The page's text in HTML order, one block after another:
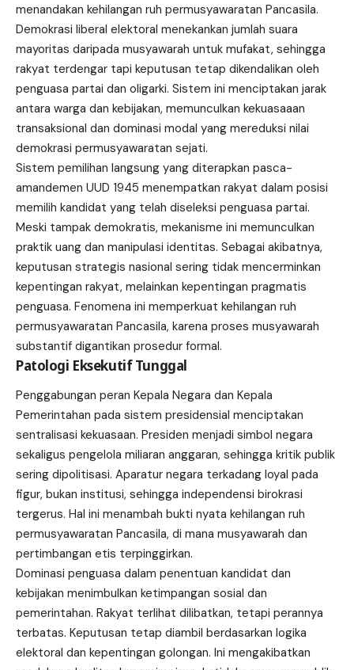
menandakan kehilangan ruh permusyawaratan Pancasila.
Demokrasi liberal elektoral menekankan jumlah suara
mayoritas daripada musyawarah untuk mufakat, sehingga
rakyat terdengar tapi keputusan tetap dikendalikan oleh
penguasa partai dan oligarki. Sistem ini menciptakan jarak
antara warga dan kebijakan, memunculkan kekuasaaan
transaksional dan dominasi modal yang mereduksi nilai
demokrasi permusyawaratan sejati.
Sistem pemilihan langsung yang diterapkan pasca-
amandemen UUD 1945 menempatkan rakyat dalam posisi
memilih kandidat yang telah diseleksi penguasa partai.
Meski tampak demokratis, mekanisme ini memunculkan
praktik uang dan manipulasi identitas. Sebagai akibatnya,
keputusan strategis nasional sering tidak mencerminkan
kepentingan rakyat, melainkan kepentingan pragmatis
penguasa. Fenomena ini memperkuat kehilangan ruh
permusyawaratan Pancasila, karena proses musyawarah
substantif digantikan prosedur formal.
Patologi Eksekutif Tunggal
Penggabungan peran Kepala Negara dan Kepala
Pemerintahan pada sistem presidensial menciptakan
sentralisasi kekuasaan. Presiden menjadi simbol negara
sekaligus pengelola miliaran anggaran, sehingga kritik publik
sering dipolitisasi. Aparatur negara terkadang loyal pada
figur, bukan institusi, sehingga independensi birokrasi
tergerus. Hal ini menambah bukti nyata kehilangan ruh
permusyawaratan Pancasila, di mana musyawarah dan
pertimbangan etis terpinggirkan.
Dominasi penguasa dalam penentuan kandidat dan
kebijakan menimbulkan ketimpangan sosial dan
pemerintahan. Rakyat terlihat dilibatkan, tetapi perannya
terbatas. Keputusan tetap diambil berdasarkan logika
elektoral dan kepentingan golongan. Ini mengakibatkan